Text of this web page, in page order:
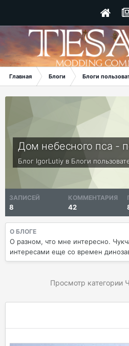
Главная Блоги Блоги
Дом небесного пса -
Блог IgorLutiy в Блоги
ЗАПИСЕЙ
8
КОММЕНТАРИЯ
42
О БЛОГЕ
О разном, что мне интересно.
интересами еще со времен
Просмотр категории